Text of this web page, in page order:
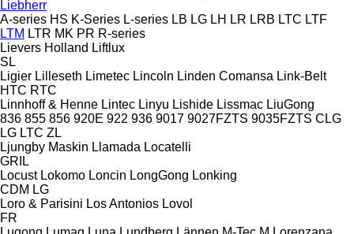
Liebherr
A-series HS K-Series L-series LB LG LH LR LRB LTC LTF
LTM LTR MK PR R-series
Lievers Holland Liftlux
SL
Ligier Lilleseth Limetec Lincoln Linden Comansa Link-Belt
HTC RTC
Linnhoff & Henne Lintec Linyu Lishide Lissmac LiuGong
836 855 856 920E 922 936 9017 9027FZTS 9035FZTS CLG
LG LTC ZL
Ljungby Maskin Llamada Locatelli
GRIL
Locust Lokomo Loncin LongGong Lonking
CDM LG
Loro & Parisini Los Antonios Lovol
FR